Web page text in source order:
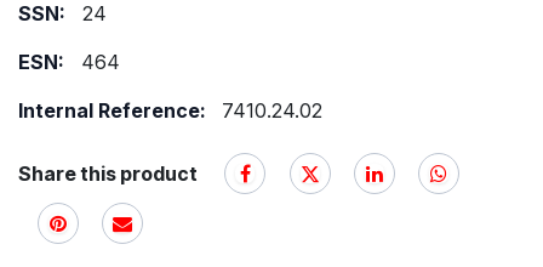
SSN:
24
ESN:
464
Internal Reference:
7410.24.02
Share this product